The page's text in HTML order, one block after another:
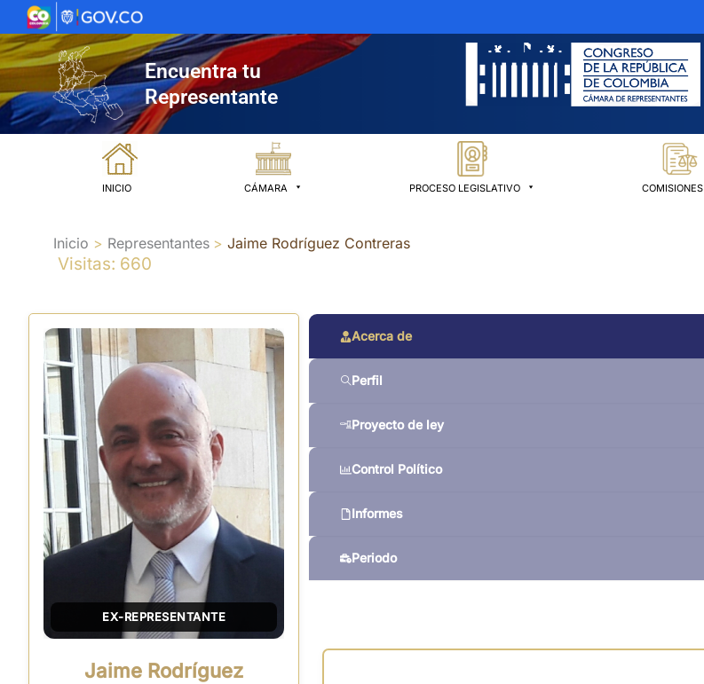
al
contenido
Encuentra tu
Representante
INICIO CÁMARA PROCESO LEGISLATIVO COMISIONES
Inicio Representantes Jaime Rodríguez Contreras
Visitas: 660
EX-REPRESENTANTE
Jaime Rodríguez
Acerca de
Perfil
Proyecto de ley
Control Político
Informes
Periodo